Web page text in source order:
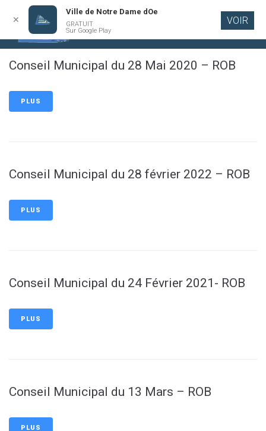
contenu
Conseil Municipal du 28 Mai 2020 – ROB
PLUS
Conseil Municipal du 28 février 2022 – ROB
PLUS
Conseil Municipal du 24 Février 2021- ROB
PLUS
Conseil Municipal du 13 Mars – ROB
PLUS
✕
Ville de Notre Dame dOe
GRATUIT
Sur Google Play
VOIR